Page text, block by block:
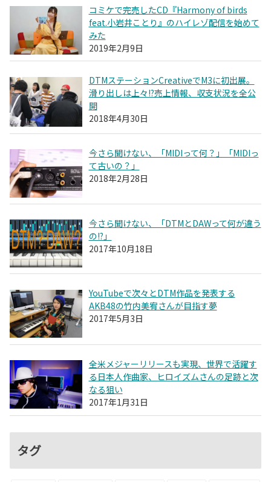
コミケで完売したCD『Harmony of birds
feat.小岩井ことり』のハイレゾ配信を始めて
みた
2019年2月9日
DTMステーションCreativeでM3に初出展。
滑り出しは上々!?売上情報、収支状況を全公
開
2018年4月30日
今さら聞けない、「MIDIって何？」「MIDIっ
て古いの？」
2018年2月28日
今さら聞けない、「DTMとDAWって何が違う
の!?」
2017年10月18日
YouTubeで次々とDTM作品を発表する
AKB48の竹内美宥さんが目指す夢
2017年5月3日
全米メジャーリリースも実現、世界で活躍す
る日本人作曲家、ヒロイズムさんの足跡と次
なる狙い
2017年1月31日
タグ